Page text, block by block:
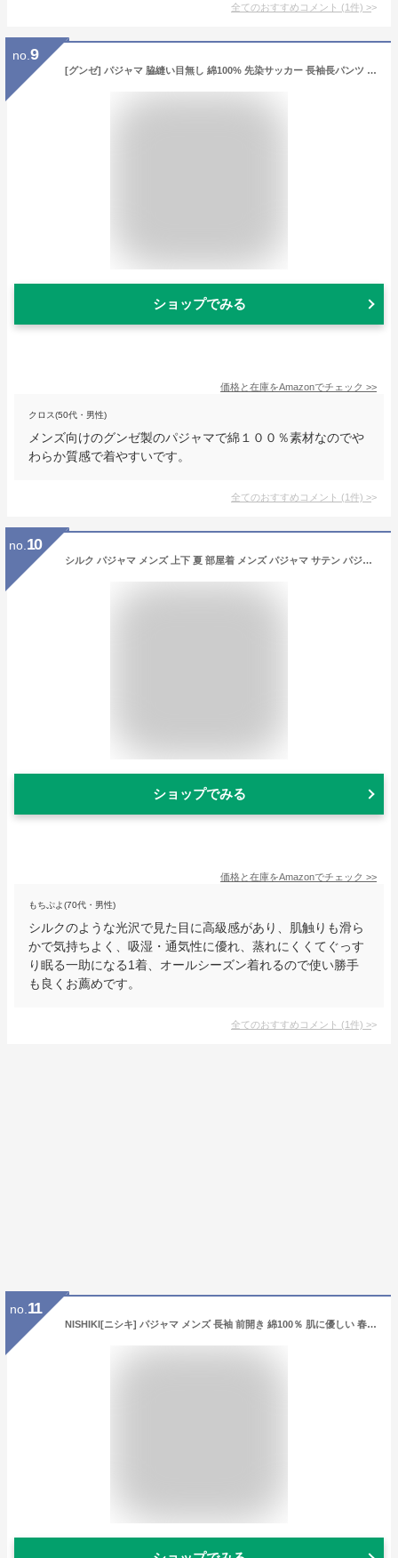
全てのおすすめコメント (1件) >
no. 9
[グンゼ] パジャマ 脇縫い目無し 綿100% 先染サッカー 長袖長パンツ パンツ前あき メンズ グレー LL
ショップでみる
価格と在庫をAmazonでチェック >>
クロス(50代・男性)
メンズ向けのグンゼ製のパジャマで綿１００％素材なのでや
わらか質感で着やすいです。
全てのおすすめコメント (1件) >
no. 10
シルク パジャマ メンズ 上下 夏 部屋着 メンズ パジャマ サテン パジャマ 夏 メンズ シルクパジャマ ルームウェア メンズ 夏 パジャマメンズ メンズパジャマ シルク の パジャマ シルクランキング サテンパジャマ 寝間着 男性 メンズパジャマ春物 冷感パジャマ 高齢者 パジャマ メンズ 夏 シルク 夏服 ねまき メンズ夏用 寝巻き メンズぱじゃま 上下セット 春秋 men8006-DGY-B-XL
ショップでみる
価格と在庫をAmazonでチェック >>
もちぷよ(70代・男性)
シルクのような光沢で見た目に高級感があり、肌触りも滑ら
かで気持ちよく、吸湿・通気性に優れ、蒸れにくくてぐっす
り眠る一助になる1着、オールシーズン着れるので使い勝手
も良くお薦めです。
全てのおすすめコメント (1件) >
no. 11
NISHIKI[ニシキ] パジャマ メンズ 長袖 前開き 綿100％ 肌に優しい 春 秋 ルームウェア 上下セット 長ズボン 部屋着 ソフトビエラ おしゃれ mens (L:ｸﾞﾚﾝﾁｪｯｸ/L/73701)